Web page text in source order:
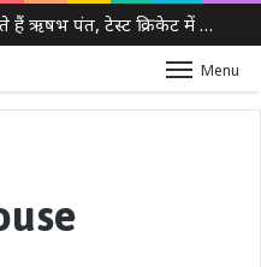
श्रीलंका दौरे पर इतिहास रच सकते हैं ऋषभ पंत, टेस्ट क्रिकेट में 100 छक्के लगाने वाले पहले भारतीय बनने से सिर्फ 3 कदम दूर
Menu